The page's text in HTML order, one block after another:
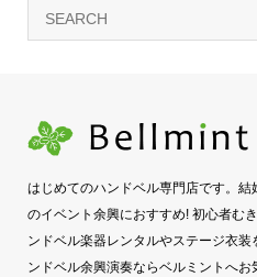
はじめてのハンドベル専門店です。
のイベント余興におすすめ! 初心者む
ンドベル楽器レンタルやステージ衣
ンドベル余興演奏ならベルミントへ